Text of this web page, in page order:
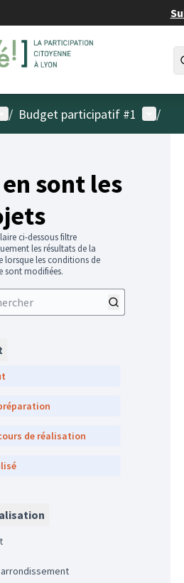
principal
/ Budget participatif #1 Menu
/
sont les
ci-dessous filtre
les résultats de la
lorsque les conditions de
sont modifiées.
préparation
cours de réalisation
arrondissement